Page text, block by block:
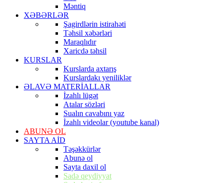
Məntiq
XƏBƏRLƏR
Şagirdlərin istirahəti
Təhsil xəbərləri
Maraqlıdır
Xaricdə təhsil
KURSLAR
Kurslarda axtarış
Kurslardakı yeniliklər
ƏLAVƏ MATERİALLAR
İzahlı lügət
Atalar sözləri
Sualın cavabını yaz
İzahlı videolar (youtube kanal)
ABUNƏ OL
SAYTA AİD
Təşəkkürlər
Abunə ol
Sayta daxil ol
Sadə qeydiyyat